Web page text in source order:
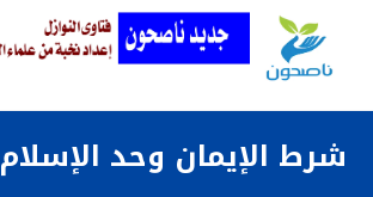
شرط الإيمان وحد الإسلام